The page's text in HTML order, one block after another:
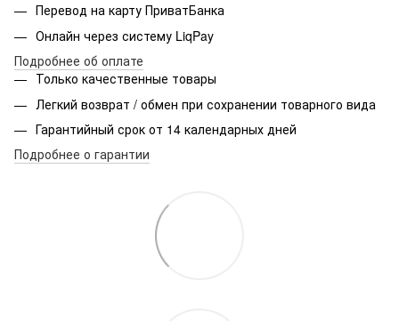
Перевод на карту ПриватБанка
Онлайн через систему LiqPay
Подробнее об оплате
Только качественные товары
Легкий возврат / обмен при сохранении товарного вида
Гарантийный срок от 14 календарных дней
Подробнее о гарантии